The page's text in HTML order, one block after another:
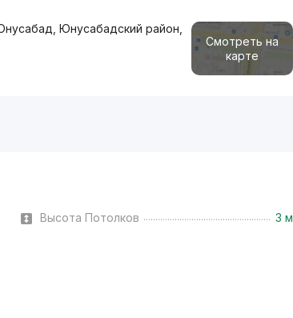
Смотреть на
карте
Юнусабадский район,
Высота Потолков 3 м